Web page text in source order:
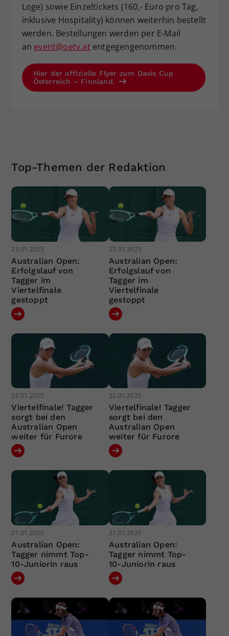
Loge) sowie Einzeltickets (160,- Euro pro Tag,
inklusive Hospitality) können weiterhin bestellt
werden. Bestellungen werden per E-Mail
an event@oetv.atentgegengenommen.
Hier der offizielle Flyer zum Davis Cup
Österreich – Finnland.
Top-Themen der Redaktion
23.01.2025
Australian Open:
Erfolgslauf von
Tagger im
Viertelfinale
gestoppt
23.01.2025
Australian Open:
Erfolgslauf von
Tagger im
Viertelfinale
gestoppt
22.01.2025
Viertelfinale! Tagger
sorgt bei den
Australian Open
weiter für Furore
22.01.2025
Viertelfinale! Tagger
sorgt bei den
Australian Open
weiter für Furore
21.01.2025
Australian Open:
Tagger nimmt Top-
10-Juniorin raus
21.01.2025
Australian Open:
Tagger nimmt Top-
10-Juniorin raus